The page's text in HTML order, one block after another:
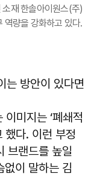
재 한솔아이원스(주)
역량을 강화하고 있다.
방안이 있다면
미지는 ‘폐쇄적
했다. 이런 부정
브랜드를 높일
없이 말하는 김